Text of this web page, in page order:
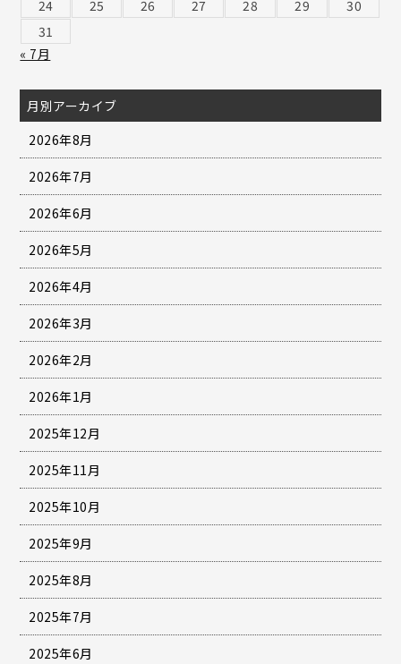
24 25 26 27 28 29
30
31
« 7月
月別アーカイブ
2026年8月
2026年7月
2026年6月
2026年5月
2026年4月
2026年3月
2026年2月
2026年1月
2025年12月
2025年11月
2025年10月
2025年9月
2025年8月
2025年7月
2025年6月